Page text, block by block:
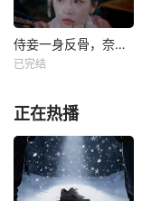
侍妾一身反骨，奈何侯爷只宠长公主
已完结
正在热播